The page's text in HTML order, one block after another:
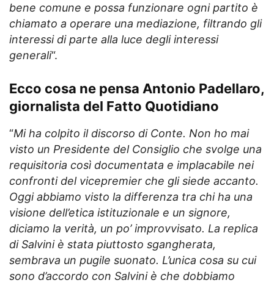
bene comune e possa funzionare ogni partito è
chiamato a operare una mediazione, filtrando gli
interessi di parte alla luce degli interessi
generali“.
Ecco cosa ne pensa Antonio Padellaro,
giornalista del Fatto Quotidiano
“Mi ha colpito il discorso di Conte. Non ho mai
visto un Presidente del Consiglio che svolge una
requisitoria così documentata e implacabile nei
confronti del vicepremier che gli siede accanto.
Oggi abbiamo visto la differenza tra chi ha una
visione dell’etica istituzionale e un signore,
diciamo la verità, un po’ improvvisato. La replica
di Salvini è stata piuttosto sgangherata,
sembrava un pugile suonato. L’unica cosa su cui
sono d’accordo con Salvini è che dobbiamo